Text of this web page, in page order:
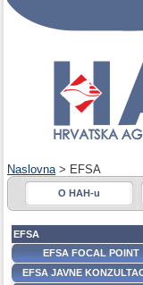
Naslovna> EFSA
O HAH-u
EFSA
EFSA FOCAL POINT
EFSA JAVNE